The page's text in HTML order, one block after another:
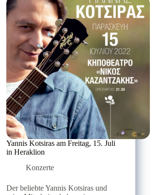
den
03.
August
in
Agios
Nikolaos
Yannis Kotsiras am Freitag, 15. Juli
in Heraklion
Konzerte
Der beliebte Yannis Kotsiras und